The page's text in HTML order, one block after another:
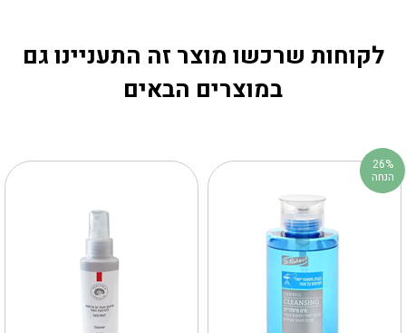
לקוחות שרכשו מוצר זה התעניינו גם
במוצרים הבאים
26%
הנחה